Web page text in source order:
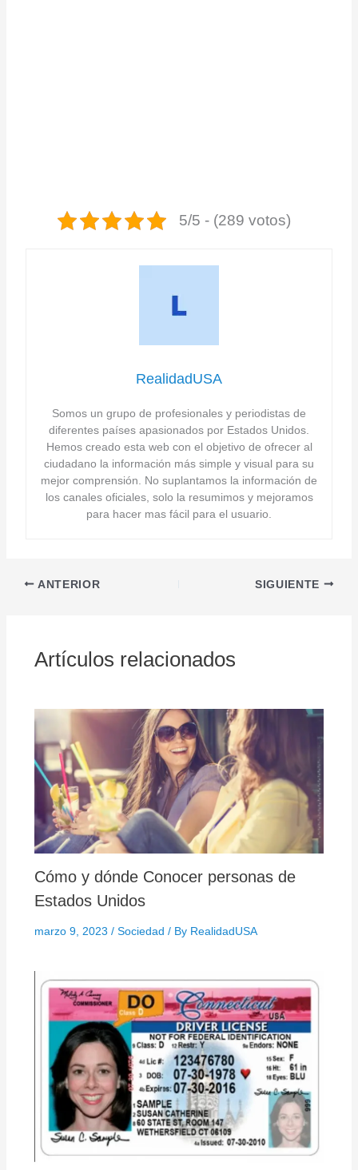
5/5 - (289 votos)
RealidadUSA
Somos un grupo de profesionales y periodistas de
diferentes países apasionados por Estados Unidos.
Hemos creado esta web con el objetivo de ofrecer al
ciudadano la información más simple y visual para su
mejor comprensión. No suplantamos la información de
los canales oficiales, solo la resumimos y mejoramos
para hacer mas fácil para el usuario.
ANTERIOR SIGUIENTE
Artículos relacionados
Cómo y dónde Conocer personas de
Estados Unidos
marzo 9, 2023 / Sociedad / By RealidadUSA